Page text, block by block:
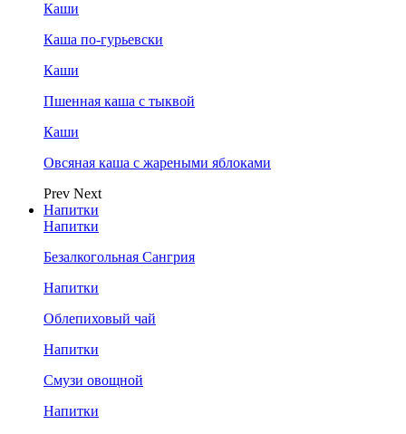
Каши
Каша по-гурьевски
Каши
Пшенная каша с тыквой
Каши
Овсяная каша с жареными яблоками
Prev Next
Напитки
Напитки
Безалкогольная Сангрия
Напитки
Облепиховый чай
Напитки
Смузи овощной
Напитки